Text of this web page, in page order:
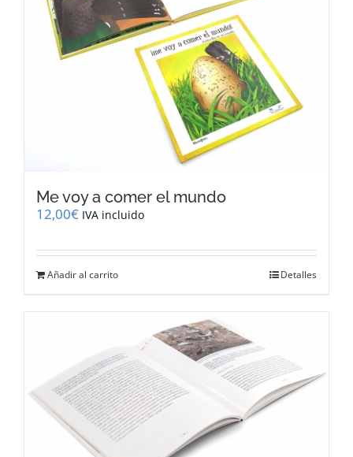
Me voy a comer el mundo
12,00€ IVA incluido
Añadir al carrito Detalles